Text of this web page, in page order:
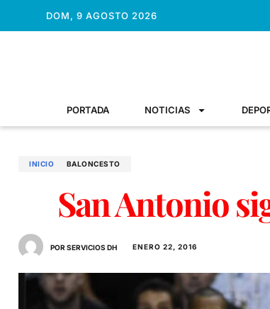
DOM, 9 AGOSTO 2026
PORTADA NOTICIAS
INICIO BALONCESTO
San Antonio
POR SERVICIOS DH ENERO 22, 2016